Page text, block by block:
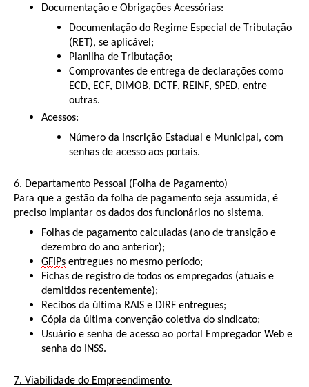
Documentação e Obrigações Acessórias:
Documentação do Regime Especial de Tributação
(RET), se aplicável;
Planilha de Tributação;
Comprovantes de entrega de declarações como
ECD, ECF, DIMOB, DCTF, REINF, SPED, entre
outras.
Acessos:
Número da Inscrição Estadual e Municipal, com
senhas de acesso aos portais.
6. Departamento Pessoal (Folha de Pagamento)
Para que a gestão da folha de pagamento seja assumida, é
preciso implantar os dados dos funcionários no sistema.
Folhas de pagamento calculadas (ano de transição e
dezembro do ano anterior);
GFIPs entregues no mesmo período;
Fichas de registro de todos os empregados (atuais e
demitidos recentemente);
Recibos da última RAIS e DIRF entregues;
Cópia da última convenção coletiva do sindicato;
Usuário e senha de acesso ao portal Empregador Web e
senha do INSS.
7. Viabilidade do Empreendimento